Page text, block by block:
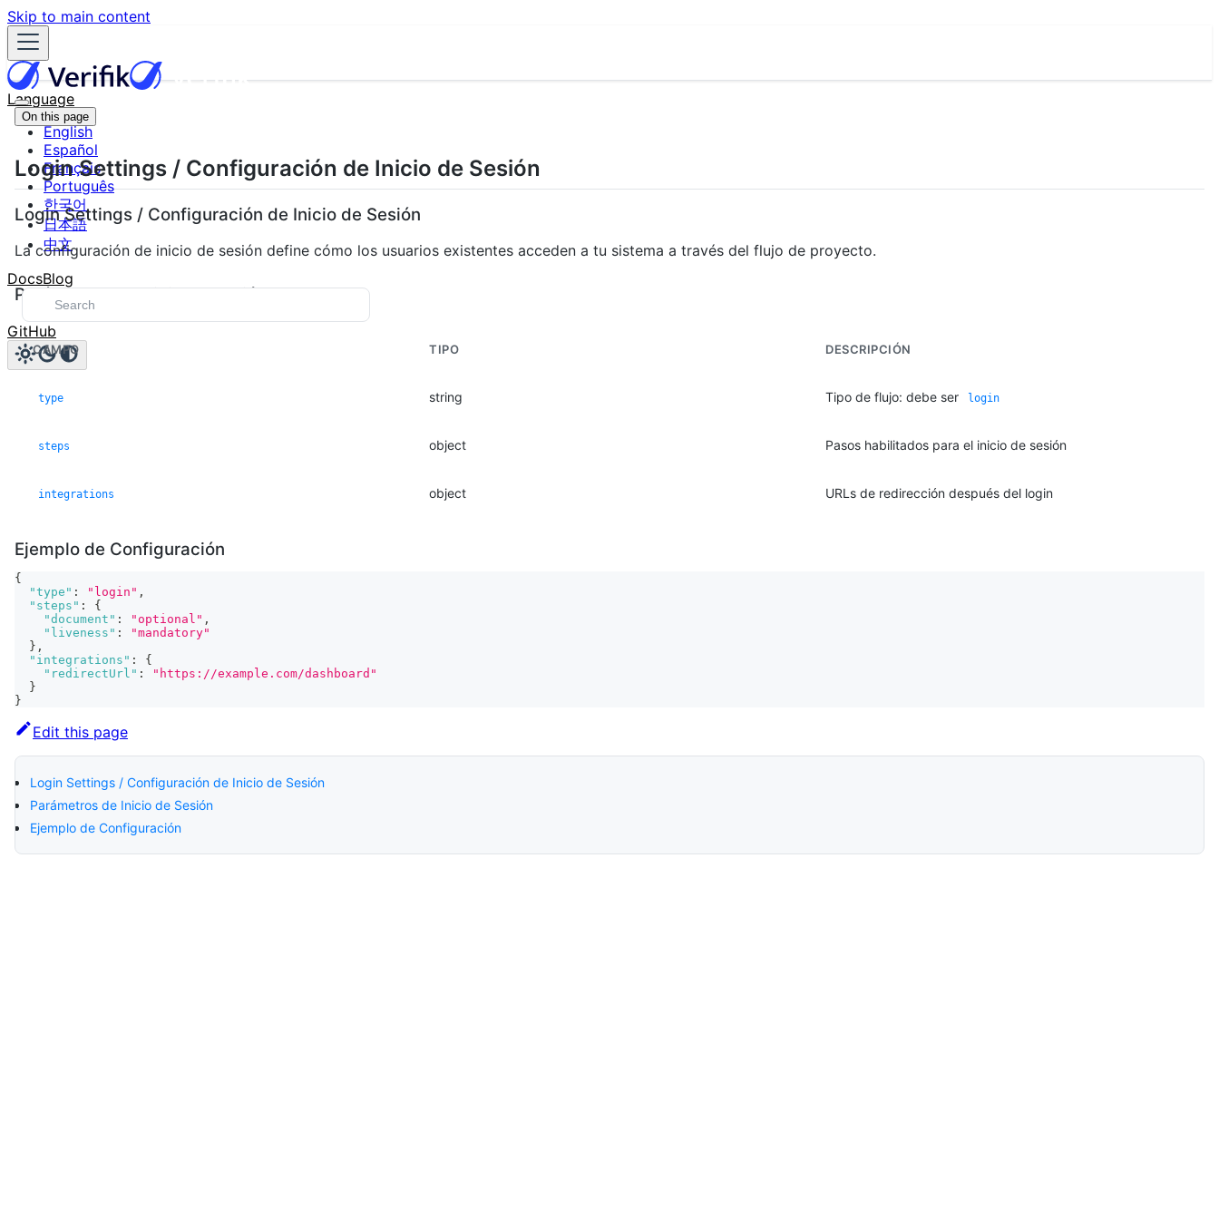
Skip to main content
Language
English
Español
Français
Português
한국어
日本語
中文
DocsBlog
GitHub
On this page
Login Settings / Configuración de Inicio de Sesión
Login Settings / Configuración de Inicio de Sesión
La configuración de inicio de sesión define cómo los usuarios existentes acceden a tu sistema a través del flujo de proyecto.
Parámetros de Inicio de Sesión
CAMPO TIPO DESCRIPCIÓN
type string Tipo de flujo: debe ser login
steps object Pasos habilitados para el inicio de sesión
integrations object URLs de redirección después del login
Ejemplo de Configuración
{
"type" : "login" ,
"steps" :
{
"document" : "optional" ,
"liveness" :
"mandatory"
} ,
"integrations" :
{
"redirectUrl" :
"https://example.com/dashboard"
}
}
Edit this page
Login Settings / Configuración de Inicio de Sesión
Parámetros de Inicio de Sesión
Ejemplo de Configuración